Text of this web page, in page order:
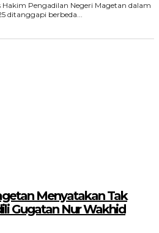
Hakim Pengadilan Negeri Magetan dalam
ditanggapi berbeda...
Menyatakan Tak
Gugatan Nur Wakhid